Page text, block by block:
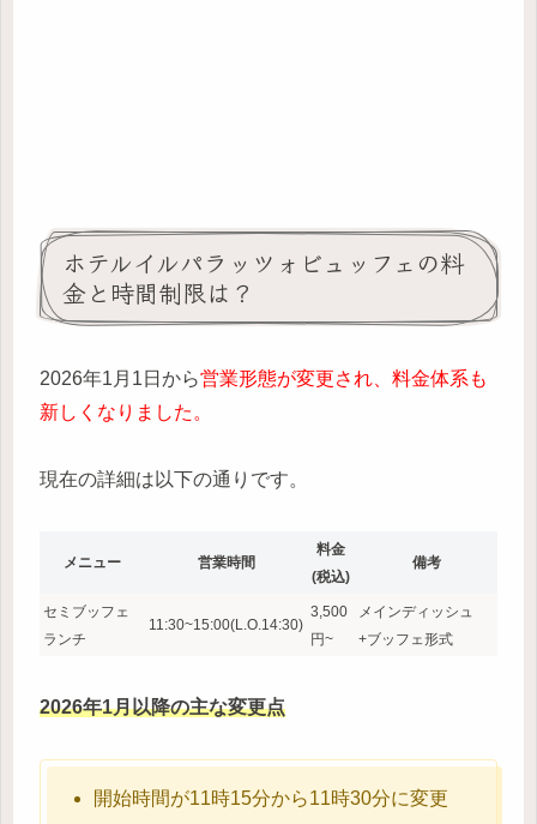
ホテルイルパラッツォビュッフェの料
金と時間制限は？
2026年1月1日から営業形態が変更され、料金体系も
新しくなりました。
現在の詳細は以下の通りです。
メニュー 営業時間
料金
(税込)
備考
セミブッフェ
ランチ
11:30~15:00(L.O.14:30)
3,500
円~
メインディッシュ
+ブッフェ形式
2026年1月以降の主な変更点
開始時間が11時15分から11時30分に変更